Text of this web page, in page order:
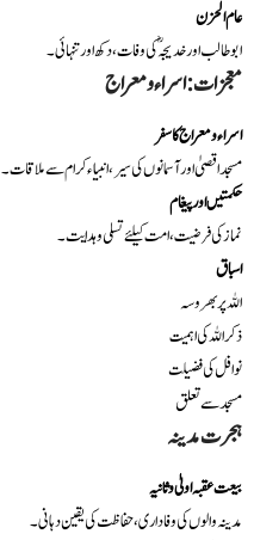
عام الحزن
ابو طالب اور خدیجہؓ کی وفات، دکھ اور تنہائی۔
معجزات: اسراء و معراج
اسراء و معراج کا سفر
مسجد اقصیٰ اور آسمانوں کی سیر، انبیاء کرام سے ملاقات۔
حکمتیں اور پیغام
نماز کی فرضیت، امت کیلئے تسلی و ہدایت۔
اسباق
اللہ پر بھروسہ
ذکر اللہ کی اہمیت
نوافل کی فضیلت
مسجد سے تعلق
ہجرت مدینہ
بیعت عقبہ اولیٰ و ثانیہ
مدینہ والوں کی وفاداری، حفاظت کی یقین دہانی۔